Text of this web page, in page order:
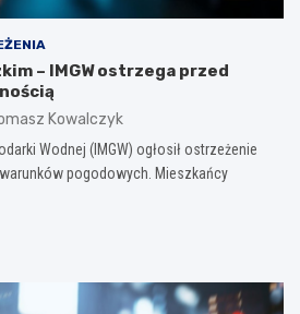
– IMGW ostrzega przed
Kowalczyk
Wodnej (IMGW) ogłosił ostrzeżenie
pogodowych. Mieszkańcy